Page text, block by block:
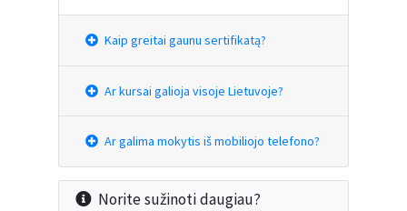
Kaip greitai gaunu sertifikatą?
Ar kursai galioja visoje Lietuvoje?
Ar galima mokytis iš mobiliojo telefono?
Norite sužinoti daugiau?